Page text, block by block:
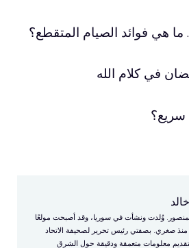
ما هي فوائد الصيام المتقطع؟
في كلام الله
سريع؟
وُلدت ونشأت في سوريا، وقد أصبحت مولعًا
صغري. بصفتي رئيس تحرير لصحيفة الاتحاد
معلومات متعمقة ودقيقة حول الشرق